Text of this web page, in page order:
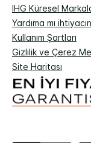
IHG Küresel
Yardıma mı
Kullanım Şartları
Gizlilik ve Çerez
Site Haritası